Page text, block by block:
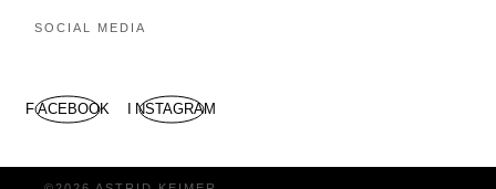
SOCIAL MEDIA
FACEBOOK INSTAGRAM